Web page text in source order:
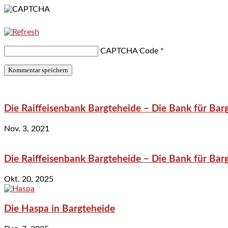
CAPTCHA Code *
Die Raiffeisenbank Bargteheide – Die Bank für
Nov. 3, 2021
Die Raiffeisenbank Bargteheide – Die Bank für
Okt. 20, 2025
Die Haspa in Bargteheide